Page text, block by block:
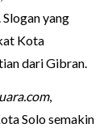
yang
Kota
dari Gibran.
,
Solo semakin